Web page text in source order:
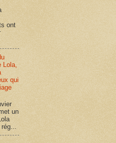
ont
Lola,
qui
un